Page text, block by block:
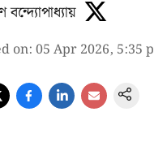
on: 05 Apr 2026, 5:35